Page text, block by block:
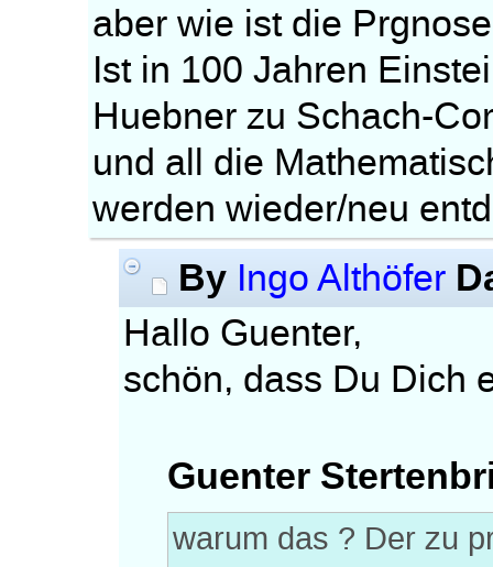
aber wie ist die
Ist in 100 Jahren
Huebner zu Schach-
und all die
werden wieder/neu
By Ingo Althöfer
Hallo Guenter,
schön, dass Du Dich
Guenter
warum das ? Der zu